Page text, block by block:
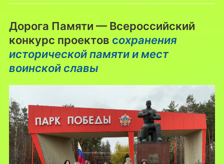
Дорога Памяти — Всероссийский
конкурс проектов сохранения
исторической памяти и мест
воинской славы